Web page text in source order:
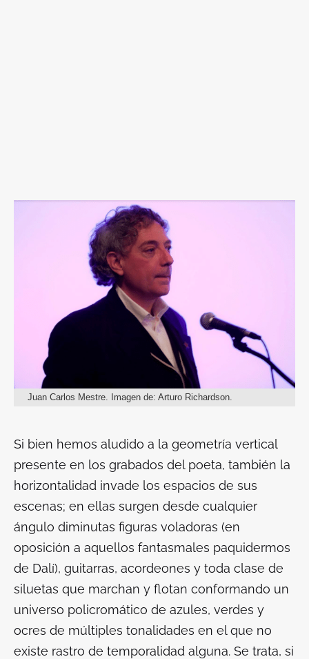
Juan Carlos Mestre. Imagen de: Arturo Richardson.
Si bien hemos aludido a la geometría vertical
presente en los grabados del poeta, también la
horizontalidad invade los espacios de sus
escenas; en ellas surgen desde cualquier
ángulo diminutas figuras voladoras (en
oposición a aquellos fantasmales paquidermos
de Dalí), guitarras, acordeones y toda clase de
siluetas que marchan y flotan conformando un
universo policromático de azules, verdes y
ocres de múltiples tonalidades en el que no
existe rastro de temporalidad alguna. Se trata, si